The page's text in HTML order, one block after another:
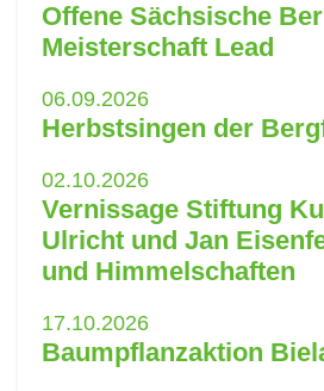
Offene Sächsische
Meisterschaft Lead
06.09.2026
Herbstsingen der
02.10.2026
Vernissage Stiftung
Ulricht und Jan
und Himmelschaften
17.10.2026
Baumpflanzaktion